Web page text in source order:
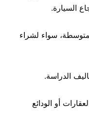
السيارة.
سواء لشراء
الدراسة.
أو الودائع